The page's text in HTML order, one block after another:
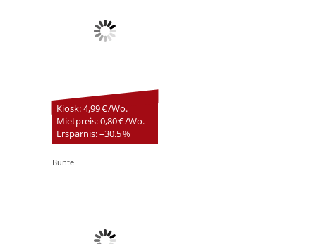
Kiosk: 4,99 € /Wo.
Mietpreis: 0,80 € /Wo.
Ersparnis: –30.5 %
Bunte